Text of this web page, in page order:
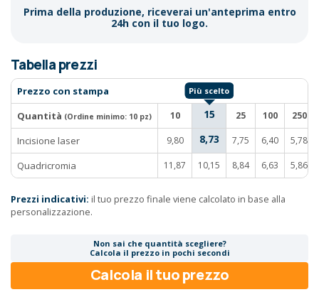
Prima della produzione, riceverai un'anteprima entro
24h con il tuo logo.
Tabella prezzi
Prezzo con stampa
Quantità (Ordine minimo: 10 pz) 10 15 25 100 250
Incisione laser 9,80 8,73 7,75 6,40 5,78
Quadricromia 11,87 10,15 8,84 6,63 5,86
Prezzi indicativi: il tuo prezzo finale viene calcolato in base alla
personalizzazione.
Non sai che quantità scegliere?
Calcola il prezzo in pochi secondi
Calcola il tuo prezzo